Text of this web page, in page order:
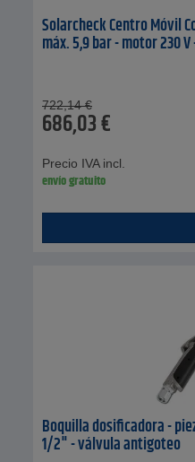
Solarcheck Centro Móvil
máx. 5,9 bar - motor 230
722,14 €
686,03€
Precio IVA incl.
envío gratuito
Boquilla dosificadora -
1/2" - válvula antigoteo